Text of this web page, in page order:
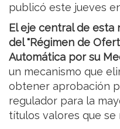
publicó este jueves
El eje central de esta
del "Régimen de
Automática por su
un mecanismo que
obtener aprobación
regulador para la
títulos valores que